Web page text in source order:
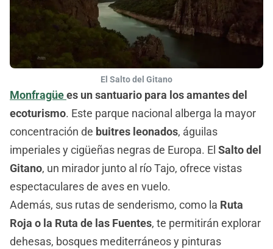
El Salto del Gitano
Monfragüees un santuario para los amantes del
ecoturismo. Este parque nacional alberga la mayor
concentración de buitres leonados, águilas
imperiales y cigüeñas negras de Europa. El Salto del
Gitano, un mirador junto al río Tajo, ofrece vistas
espectaculares de aves en vuelo.
Además, sus rutas de senderismo, como la Ruta
Roja o la Ruta de las Fuentes, te permitirán explorar
dehesas, bosques mediterráneos y pinturas